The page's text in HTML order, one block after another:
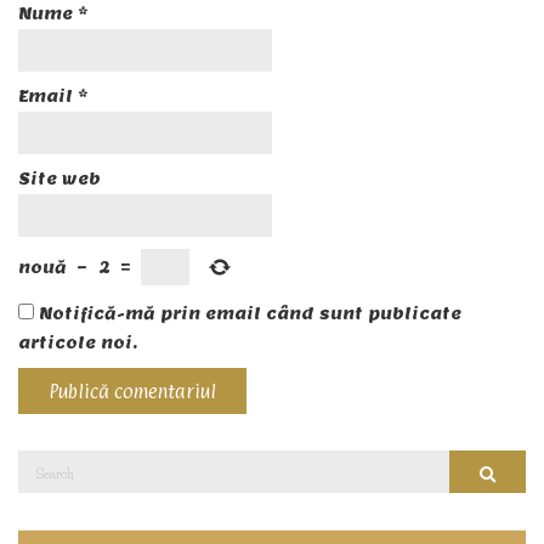
Nume *
Email *
Site web
nouă − 2 =
Notifică-mă prin email când sunt publicate
articole noi.
Search